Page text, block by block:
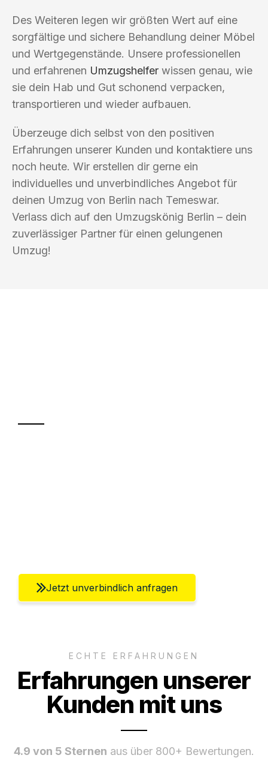
Des Weiteren legen wir größten Wert auf eine
sorgfältige und sichere Behandlung deiner Möbel
und Wertgegenstände. Unsere professionellen
und erfahrenen Umzugshelfer wissen genau, wie
sie dein Hab und Gut schonend verpacken,
transportieren und wieder aufbauen.
Überzeuge dich selbst von den positiven
Erfahrungen unserer Kunden und kontaktiere uns
noch heute. Wir erstellen dir gerne ein
individuelles und unverbindliches Angebot für
deinen Umzug von Berlin nach Temeswar.
Verlass dich auf den Umzugskönig Berlin – dein
zuverlässiger Partner für einen gelungenen
Umzug!
Jetzt unverbindlich anfragen
ECHTE ERFAHRUNGEN
Erfahrungen unserer
Kunden mit uns
4.9 von 5 Sternen aus über 800+ Bewertungen.